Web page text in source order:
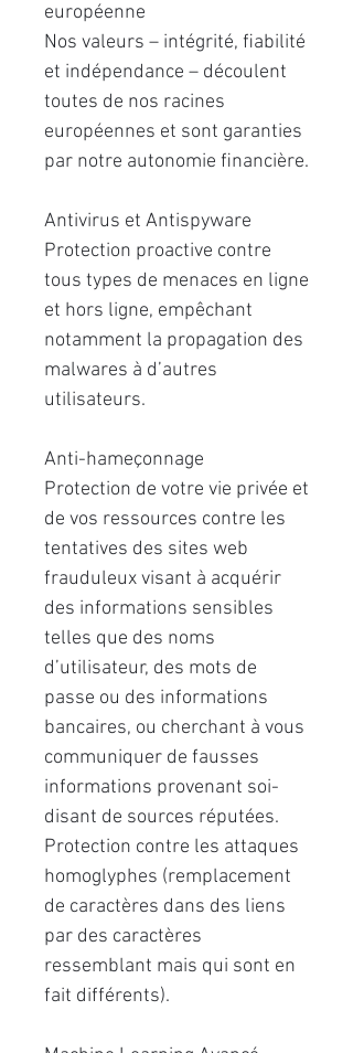
européenne
Nos valeurs – intégrité, ﬁabilité
et indépendance – découlent
toutes de nos racines
européennes et sont garanties
par notre autonomie ﬁnancière.
Antivirus et Antispyware
Protection proactive contre
tous types de menaces en ligne
et hors ligne, empêchant
notamment la propagation des
malwares à d’autres
utilisateurs.
Anti-hameçonnage
Protection de votre vie privée et
de vos ressources contre les
tentatives des sites web
frauduleux visant à acquérir
des informations sensibles
telles que des noms
d’utilisateur, des mots de
passe ou des informations
bancaires, ou cherchant à vous
communiquer de fausses
informations provenant soi-
disant de sources réputées.
Protection contre les attaques
homoglyphes (remplacement
de caractères dans des liens
par des caractères
ressemblant mais qui sont en
fait différents).